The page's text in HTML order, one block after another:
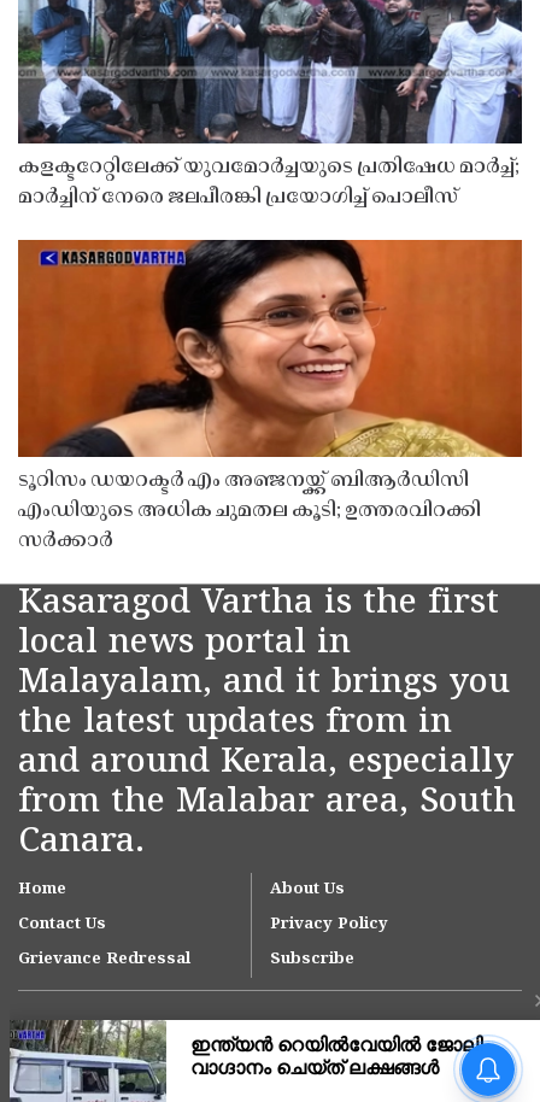
കളക്ടറേറ്റിലേക്ക് യുവമോർച്ചയുടെ പ്രതിഷേധ മാർച്ച്;
മാർച്ചിന് നേരെ ജലപീരങ്കി പ്രയോഗിച്ച് പൊലീസ്
ടൂറിസം ഡയറക്ടർ എം അഞ്ജനയ്ക്ക് ബിആർഡിസി
എംഡിയുടെ അധിക ചുമതല കൂടി; ഉത്തരവിറക്കി
സർക്കാർ
Kasaragod Vartha is the first
local news portal in
Malayalam, and it brings you
the latest updates from in
and around Kerala, especially
from the Malabar area, South
Canara.
Home
About Us
Contact Us
Privacy Policy
Grievance Redressal
Subscribe
ഓപ്പറേഷൻ തൂഫാൻ;
വിദ്യാനഗറിൽ